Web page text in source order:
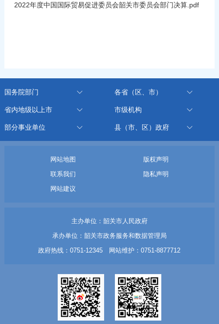
2022年度中国国际贸易促进委员会韶关市委员会部门决算.pdf
国务院部门 各省（区、市）
省内地级以上市 市级机构
部分事业单位 县（市、区）政府
网站地图
版权声明
联系我们
隐私声明
网站建议
主办单位：韶关市人民政府
承办单位：韶关市政务服务和数据管理局
政府热线：0751-12345 网站维护：0751-8877712